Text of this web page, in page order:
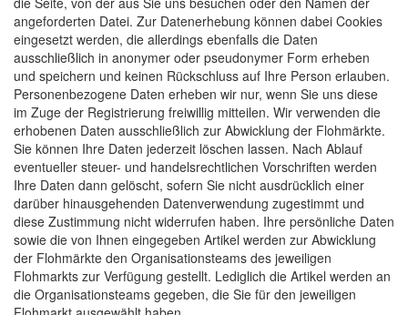
angeforderten Datei. Zur Datenerhebung können dabei Cookies
eingesetzt werden, die allerdings ebenfalls die Daten
ausschließlich in anonymer oder pseudonymer Form erheben
und speichern und keinen Rückschluss auf Ihre Person erlauben.
Personenbezogene Daten erheben wir nur, wenn Sie uns diese
im Zuge der Registrierung freiwillig mitteilen. Wir verwenden die
erhobenen Daten ausschließlich zur Abwicklung der Flohmärkte.
Sie können Ihre Daten jederzeit löschen lassen. Nach Ablauf
eventueller steuer- und handelsrechtlichen Vorschriften werden
Ihre Daten dann gelöscht, sofern Sie nicht ausdrücklich einer
darüber hinausgehenden Datenverwendung zugestimmt und
diese Zustimmung nicht widerrufen haben. Ihre persönliche Daten
sowie die von Ihnen eingegeben Artikel werden zur Abwicklung
der Flohmärkte den Organisationsteams des jeweiligen
Flohmarkts zur Verfügung gestellt. Lediglich die Artikel werden an
die Organisationsteams gegeben, die Sie für den jeweiligen